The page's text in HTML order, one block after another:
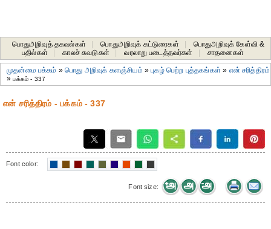
பொதுஅறிவுத் தகவல்கள் பொதுஅறிவுக் கட்டுரைகள்
பொதுஅறிவுக் கேள்வி &
பதில்கள்
காலச் சுவடுகள் வரலாறு படைத்தவர்கள் சாதனைகள்‎
முதன்மை பக்கம் »பொது அறிவுக் களஞ்சியம் »புகழ் பெற்ற புத்தகங்கள் » என் சரித்திரம்
»பக்கம் - 337
என் சரித்திரம் - பக்கம் - 337
Font color:
Font size: